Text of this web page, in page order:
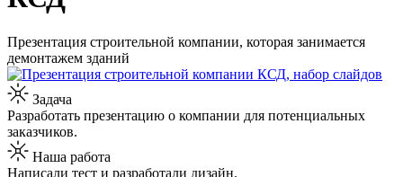
Презентация строительной компании, которая занимается
демонтажем зданий
Задача
Разработать презентацию о компании для потенциальных
заказчиков.
Наша работа
Написали тест и разработали дизайн.